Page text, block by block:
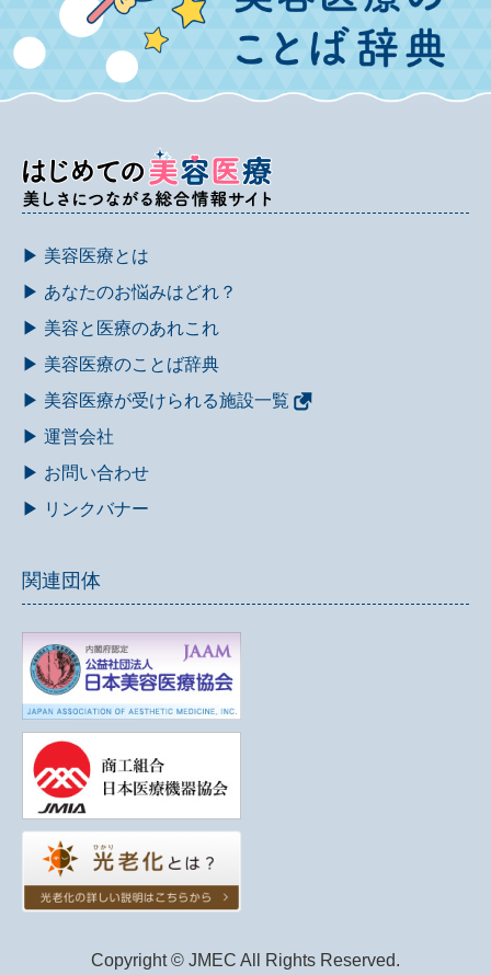
▶ 美容医療とは
▶ あなたのお悩みはどれ？
▶ 美容と医療のあれこれ
▶ 美容医療のことば辞典
▶ 美容医療が受けられる施設一覧
▶ 運営会社
▶ お問い合わせ
▶ リンクバナー
関連団体
Copyright © JMEC All Rights Reserved.